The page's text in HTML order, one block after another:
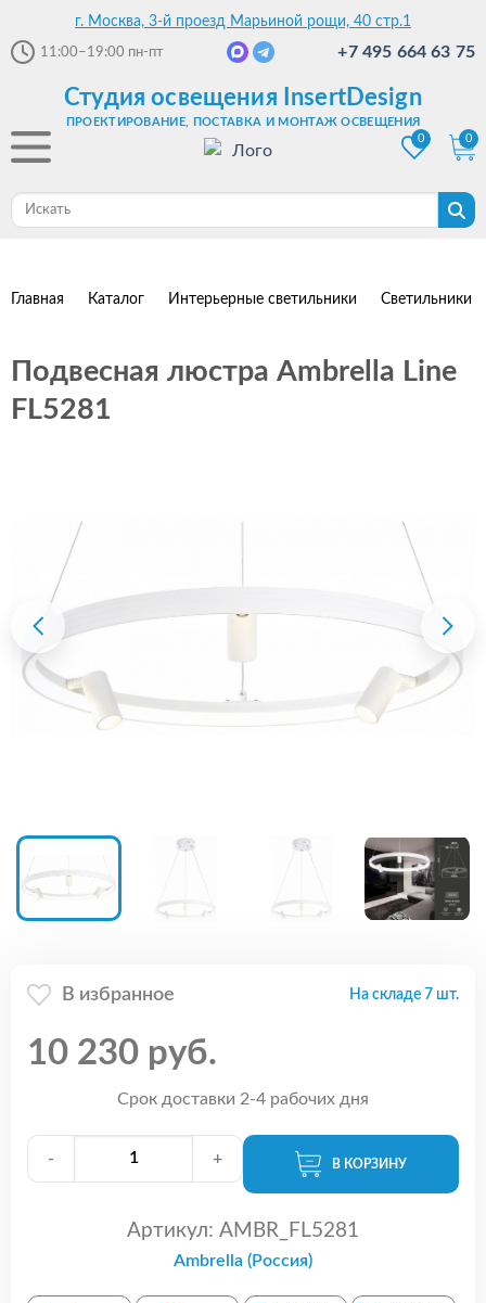
г. Москва, 3-й проезд Марьиной рощи, 40 стр.1
11:00–19:00 пн-пт +7 495 664 63 75
Студия освещения InsertDesign
ПРОЕКТИРОВАНИЕ, ПОСТАВКА И МОНТАЖ ОСВЕЩЕНИЯ
0
0
Главная Каталог Интерьерные светильники Светильники
Подвесная люстра Ambrella Line
FL5281
В избранное На складе 7 шт.
10 230 руб.
Срок доставки 2-4 рабочих дня
- + В КОРЗИНУ
Артикул: AMBR_FL5281
Ambrella (Россия)